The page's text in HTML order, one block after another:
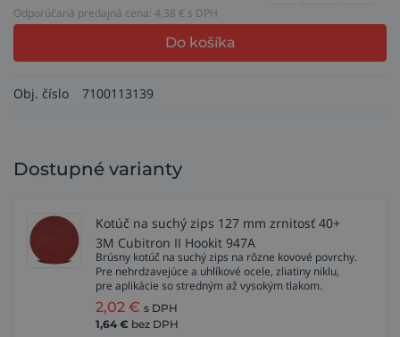
Odporúčaná predajná cena: 4,38 € s DPH
Do košíka
Obj. číslo 7100113139
Dostupné varianty
Kotúč na suchý zips 127 mm zrnitosť 40+
3M Cubitron II Hookit 947A
Brúsny kotúč na suchý zips na rôzne kovové povrchy.
Pre nehrdzavejúce a uhlíkové ocele, zliatiny niklu,
pre aplikácie so stredným až vysokým tlakom.
2,02 € s DPH
1,64 € bez DPH